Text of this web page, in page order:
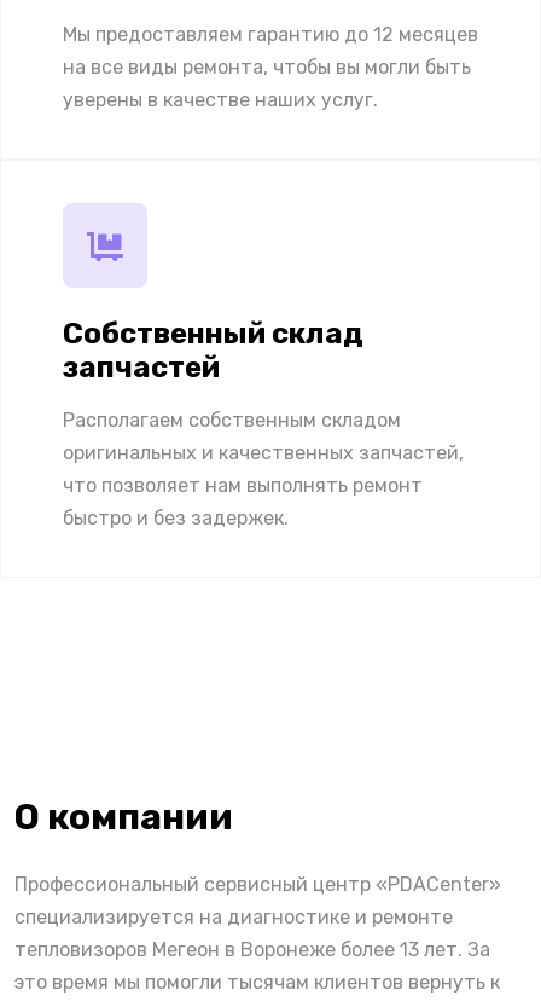
Мы предоставляем гарантию до 12 месяцев
на все виды ремонта, чтобы вы могли быть
уверены в качестве наших услуг.
Собственный склад
запчастей
Располагаем собственным складом
оригинальных и качественных запчастей,
что позволяет нам выполнять ремонт
быстро и без задержек.
О компании
Профессиональный сервисный центр «PDACenter»
специализируется на диагностике и ремонте
тепловизоров Мегеон в Воронеже более 13 лет. За
это время мы помогли тысячам клиентов вернуть к